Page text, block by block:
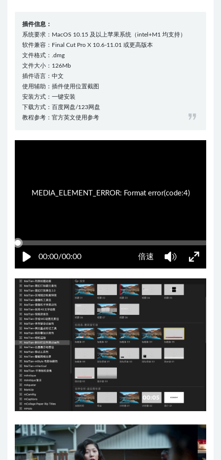
插件信息：
系统要求：MacOS 10.15 及以上苹果系统（intel+M1 均支持）
软件兼容：Final Cut Pro X 10.6-11.01 或更高版本
文件格式：.dmg
文件大小：126Mb
插件语言：中文
使用辅助：插件使用位置截图
安装方式：一键安装
下载方式：百度网盘/123网盘
教程参考：官方英文使用参考
00:00/00:00 倍速
MEDIA_ELEMENT_ERROR: Format error(code:4)